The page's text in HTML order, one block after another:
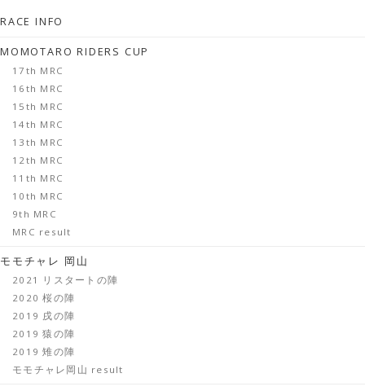
RACE INFO
MOMOTARO RIDERS CUP
17th MRC
16th MRC
15th MRC
14th MRC
13th MRC
12th MRC
11th MRC
10th MRC
9th MRC
MRC result
モモチャレ 岡山
2021 リスタートの陣
2020 桜の陣
2019 戌の陣
2019 猿の陣
2019 雉の陣
モモチャレ岡山 result